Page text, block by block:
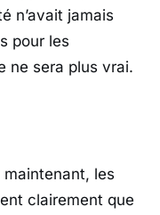
n’avait jamais
pour les
ne sera plus vrai.
maintenant, les
clairement que